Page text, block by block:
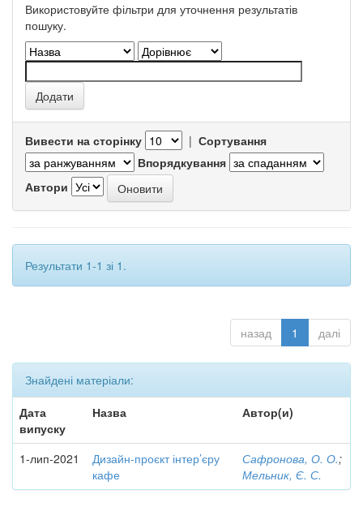
Використовуйте фільтри для уточнення результатів
пошуку.
Вивести на сторінку | Сортування
Впорядкування
Автори
Результати 1-1 зі 1.
назад 1 далі
Знайдені матеріали:
Дата
випуску
Назва Автор(и)
1-лип-2021
Дизайн-проєкт інтер’єру
кафе
Сафронова, О. О.;
Мельник, Є. С.